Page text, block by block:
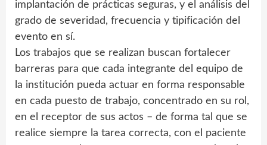
implantación de prácticas seguras, y el análisis del
grado de severidad, frecuencia y tipificación del
evento en sí.
Los trabajos que se realizan buscan fortalecer
barreras para que cada integrante del equipo de
la institución pueda actuar en forma responsable
en cada puesto de trabajo, concentrado en su rol,
en el receptor de sus actos – de forma tal que se
realice siempre la tarea correcta, con el paciente